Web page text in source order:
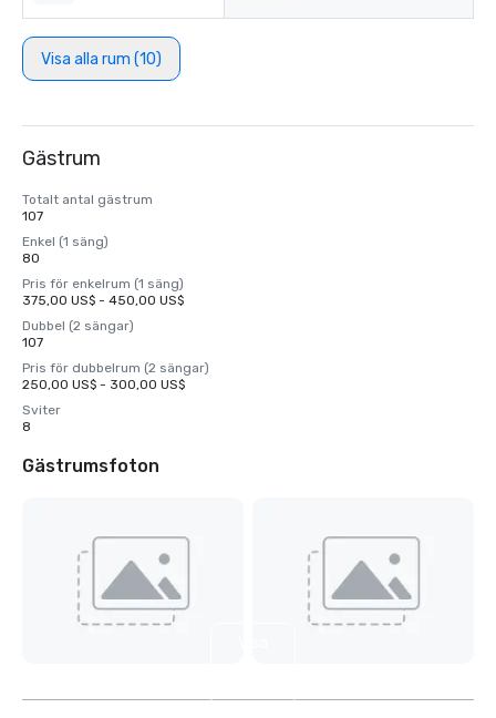
Visa alla rum (10)
Gästrum
Totalt antal gästrum
107
Enkel (1 säng)
80
Pris för enkelrum (1 säng)
375,00 US$ - 450,00 US$
Dubbel (2 sängar)
107
Pris för dubbelrum (2 sängar)
250,00 US$ - 300,00 US$
Sviter
8
Gästrumsfoton